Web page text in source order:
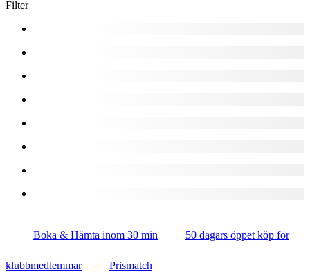
Filter
Boka & Hämta inom 30 min 50 dagars öppet köp för
klubbmedlemmar Prismatch